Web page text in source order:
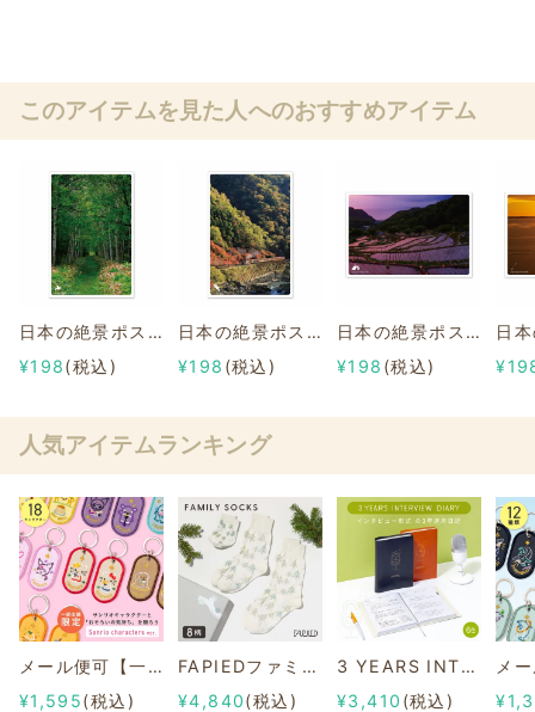
このアイテムを見た人へのおすすめアイテム
日本の絶景ポストカード ～夏～ 旧幌加駅跡/北海道
¥198(税込)
日本の絶景ポストカード ～秋～ 嵯峨野トロッコ列車/京都府
¥198 (税込)
日本の絶景ポストカード ～夏～ 石部の棚田/静岡県
¥198 (税込)
人気アイテムランキング
メール便可【一部店舗限定】2/8b PAIR KEY RING Sanrio characters ver.
¥1,595(税込)
FAPIEDファミリーソックスセット 総柄
¥4,840(税込)
3 YEARS INTERVIEW DIARY
¥3,410 (税込)